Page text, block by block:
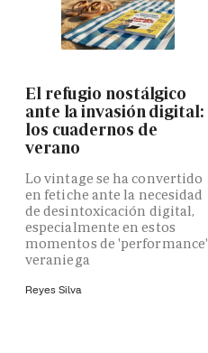
El refugio nostálgico
ante la invasión digital:
los cuadernos de
verano
Lo vintage se ha convertido
en fetiche ante la necesidad
de desintoxicación digital,
especialmente en estos
momentos de 'performance'
veraniega
Reyes Silva